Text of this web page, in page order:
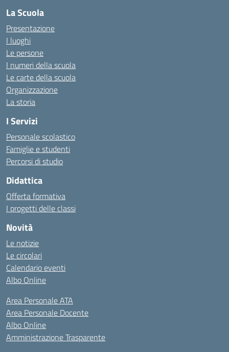
La Scuola
Presentazione
I luoghi
Le persone
I numeri della scuola
Le carte della scuola
Organizzazione
La storia
I Servizi
Personale scolastico
Famiglie e studenti
Percorsi di studio
Didattica
Offerta formativa
I progetti delle classi
Novità
Le notizie
Le circolari
Calendario eventi
Albo Online
Area Personale ATA
Area Personale Docente
Albo Online
Amministrazione Trasparente